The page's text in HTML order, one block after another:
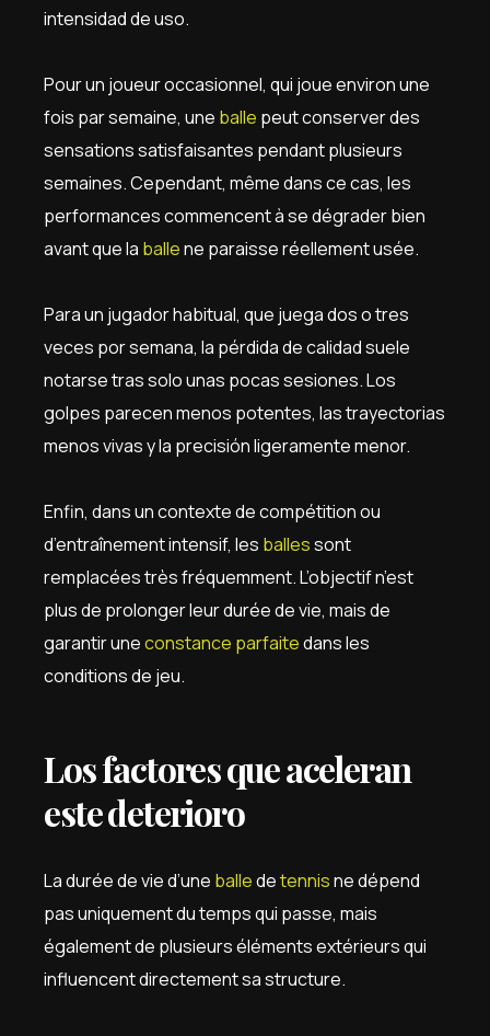
intensidad de uso.
Pour un joueur occasionnel, qui joue environ une
fois par semaine, une balle peut conserver des
sensations satisfaisantes pendant plusieurs
semaines. Cependant, même dans ce cas, les
performances commencent à se dégrader bien
avant que la ballene paraisse réellement usée.
Para un jugador habitual, que juega dos o tres
veces por semana, la pérdida de calidad suele
notarse tras solo unas pocas sesiones. Los
golpes parecen menos potentes, las trayectorias
menos vivas y la precisión ligeramente menor.
Enfin, dans un contexte de compétition ou
d’entraînement intensif, les ballessont
remplacées très fréquemment. L’objectif n’est
plus de prolonger leur durée de vie, mais de
garantir uneconstance parfaitedans les
conditions de jeu.
Los factores que aceleran
este deterioro
La durée de vie d’une balledetennisne dépend
pas uniquement du temps qui passe, mais
également de plusieurs éléments extérieurs qui
influencent directement sa structure.